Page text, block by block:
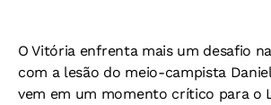
O Vitória enfrenta mais um desafio
com a lesão do meio-campista
vem em um momento crítico para o